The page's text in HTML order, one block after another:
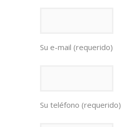
Su e-mail (requerido)
Su teléfono (requerido)